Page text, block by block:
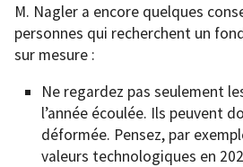
M. Nagler a encore quelques
personnes qui recherchent un
sur mesure :
Ne regardez pas seulement
l’année écoulée. Ils peuvent
déformée. Pensez, par
valeurs technologiques en